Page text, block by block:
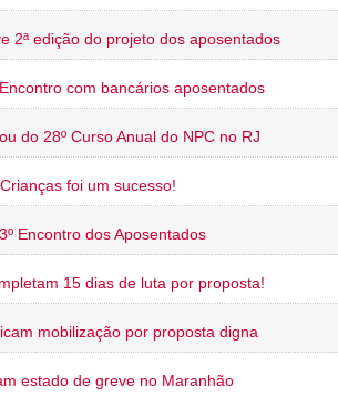
2ª edição do projeto dos aposentados
com bancários aposentados
do 28º Curso Anual do NPC no RJ
foi um sucesso!
Encontro dos Aposentados
15 dias de luta por proposta!
mobilização por proposta digna
estado de greve no Maranhão